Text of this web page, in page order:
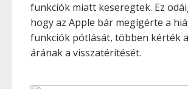
funkciók miatt keseregtek. Ez
hogy az Apple bár megígérte a
funkciók pótlását, többen kérték
árának a visszatérítését.